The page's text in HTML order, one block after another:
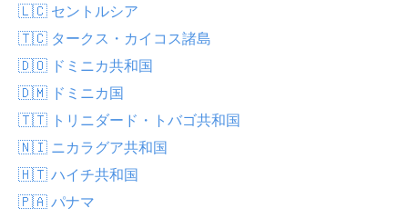
🇱🇨 セントルシア
🇹🇨 タークス・カイコス諸島
🇩🇴 ドミニカ共和国
🇩🇲 ドミニカ国
🇹🇹 トリニダード・トバゴ共和国
🇳🇮 ニカラグア共和国
🇭🇹 ハイチ共和国
🇵🇦 パナマ